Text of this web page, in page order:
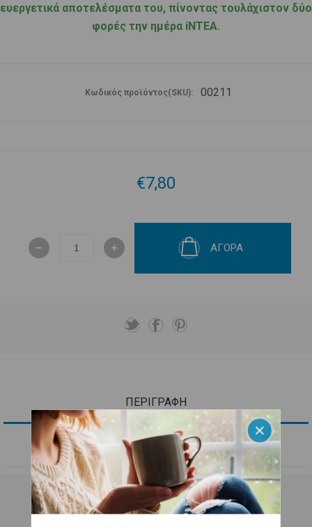
ευεργετικά αποτελέσματα του, πίνοντας τουλάχιστον δύο
φορές την ημέρα iNTEA.
Κωδικός προϊόντος(SKU): 00211
€7,80
ΑΓΟΡΑ
ΠΕΡΙΓΡΑΦΗ
ΕΠΙΚΟΙΝΩΝΙΑ
ΕΛΛΗΝΙΚΟ ΤΣΑΪ ΤΟΥ ΒΟΥΝΟΥ ΟΛΥΜΠΟΥ ΜΕ